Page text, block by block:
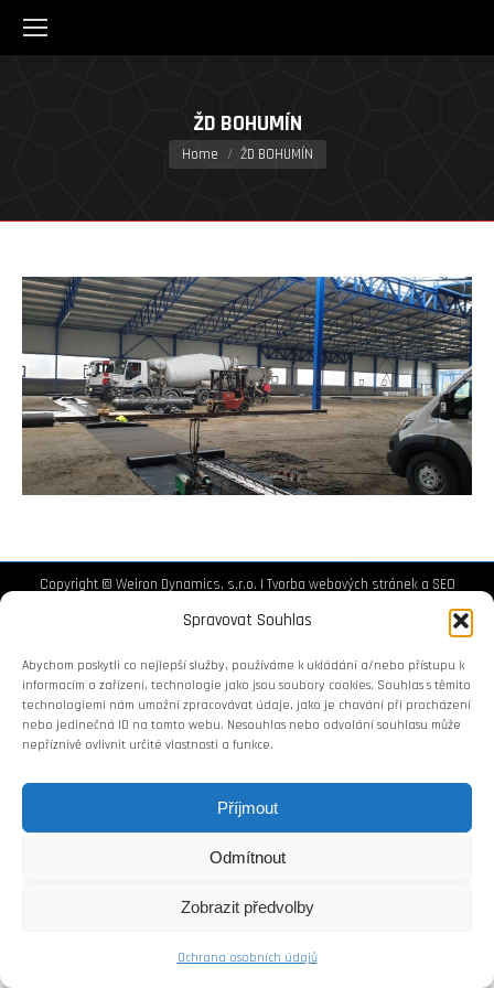
Spravovat Souhlas
Abychom poskytli co nejlepší služby, používáme k ukládání a/nebo přístupu k
informacím o zařízení, technologie jako jsou soubory cookies. Souhlas s těmito
technologiemi nám umožní zpracovávat údaje, jako je chování při procházení
nebo jedinečná ID na tomto webu. Nesouhlas nebo odvolání souhlasu může
nepříznivě ovlivnit určité vlastnosti a funkce.
Příjmout
Odmítnout
Zobrazit předvolby
Ochrana osobních údajů
ŽD BOHUMÍN
You are here:
Home ŽD BOHUMÍN
Copyright © Weiron Dynamics, s.r.o. | Tvorba webových stráneka SEO